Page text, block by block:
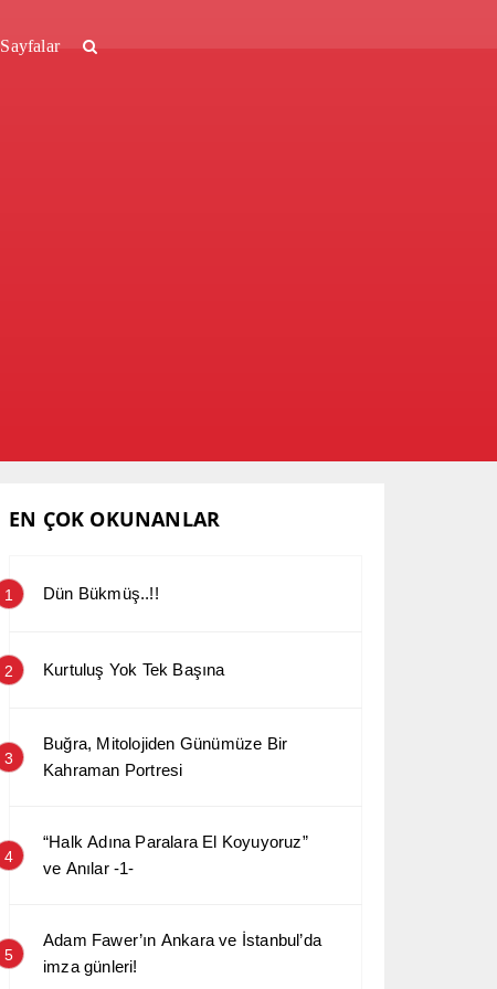
Sayfalar
EN ÇOK OKUNANLAR
1 Dün Bükmüş..!!
2 Kurtuluş Yok Tek Başına
3
Buğra, Mitolojiden Günümüze Bir
Kahraman Portresi
4
“Halk Adına Paralara El Koyuyoruz”
ve Anılar -1-
5
Adam Fawer’ın Ankara ve İstanbul’da
imza günleri!